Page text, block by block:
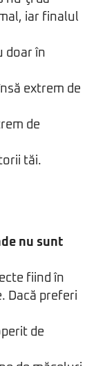
iar finalul
doar în
extrem de
de
tăi.
nu sunt
fiind în
Dacă preferi
de